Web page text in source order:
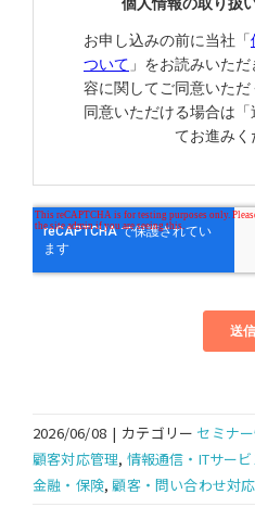
2026/06/08 | カテゴリー セミナ
顧客対応管理, 情報通信・ITサー
金融・保険,顧客・問い合わせ対